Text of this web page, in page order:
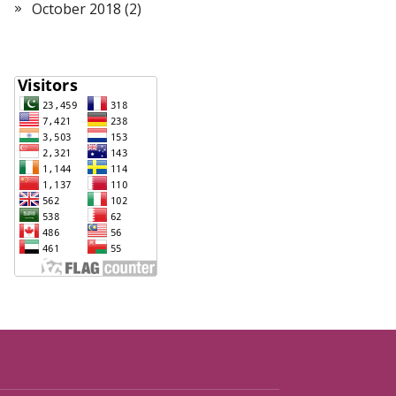
October 2018 (2)